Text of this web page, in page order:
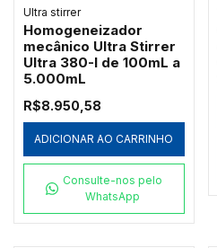
Ultra stirrer
Homogeneizador
mecânico Ultra Stirrer
Ultra 380-I de 100mL a
5.000mL
R$8.950,58
ADICIONAR AO CARRINHO
Consulte-nos pelo
WhatsApp